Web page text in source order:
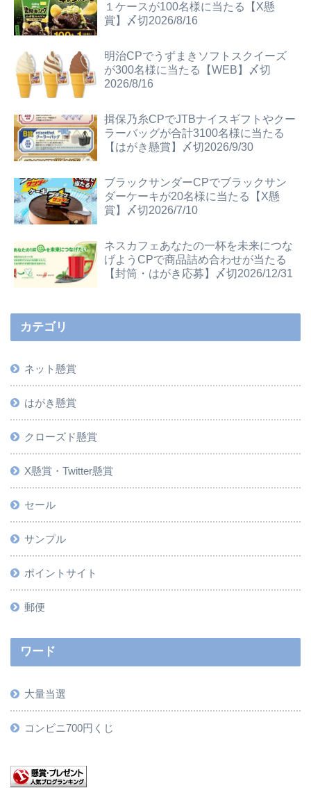
１ケースが100名様に当たる【X懸
賞】〆切2026/8/16
明治CPでうずまきソフトスクイーズ
が300名様に当たる【WEB】〆切
2026/8/16
揖保乃糸CPでJTBナイスギフトやクー
ラーバッグが合計3100名様に当たる
【はがき懸賞】〆切2026/9/30
ブラックサンダーCPでブラックサン
ダーケーキが20名様に当たる【X懸
賞】〆切2026/7/10
ネスカフェあなたの一杯を未来につな
げようCPで商品詰め合わせが当たる
【封筒・はがき応募】〆切2026/12/31
カテゴリ
ネット懸賞
はがき懸賞
クローズド懸賞
X懸賞・Twitter懸賞
セール
サンプル
ポイントサイト
郵便
ワード
大量当選
コンビニ700円くじ